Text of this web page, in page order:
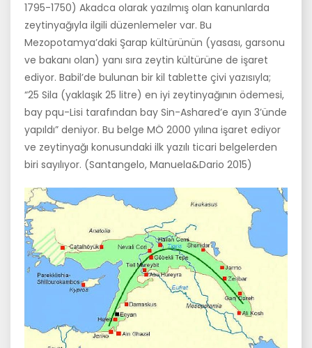
1795-1750) Aka­dca olarak yazılmış olan kanunlarda
zeytinyağıyla ilgili düzenlemeler var. Bu
Mezopotamya’daki Şarap kültürünün (yasası, garsonu
ve bakanı olan) yanı sıra zeytin kültürüne de işaret
ediyor. Babil’de bulunan bir kil tablette çivi yazısıyla;
“25 Sila (yaklaşık 25 litre) en iyi zeytinyağının ödemesi,
bay pqu-Lisi tarafından bay Sin-Ashared’e ayın 3’ünde
yapıl­dı” deniyor. Bu belge MÖ 2000 yılına işaret ediyor
ve zeytinyağı konu­sundaki ilk yazılı ticari belgelerden
biri sayılıyor. (Santangelo, Manue­la&Dario 2015)